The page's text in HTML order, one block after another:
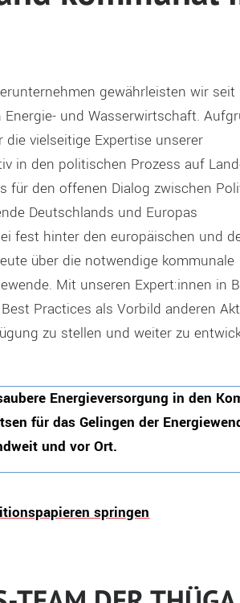
gewährleisten wir seit
und Wasserwirtschaft.
vielseitige Expertise unserer
in den politischen Prozess auf
für den offenen Dialog zwischen
Deutschlands und Europas
fest hinter den europäischen und
über die notwendige kommunale
Mit unseren Expert:innen in
Practices als Vorbild anderen
zu stellen und weiter zu
Energieversorgung in den
für das Gelingen der
und vor Ort.
springen